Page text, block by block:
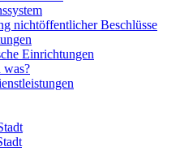
nichtöffentlicher Beschlüsse
Einrichtungen
was?